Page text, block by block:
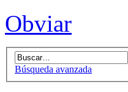
Obviar
Búsqueda avanzada